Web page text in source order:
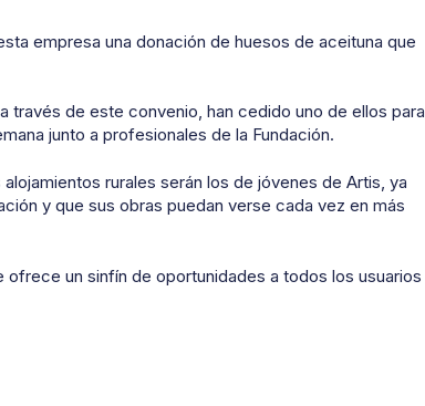
empresa una donación de huesos de aceituna que
través de este convenio, han cedido uno de ellos para
junto a profesionales de la Fundación.
rurales serán los de jóvenes de Artis, ya
y que sus obras puedan verse cada vez en más
un sinfín de oportunidades a todos los usuarios